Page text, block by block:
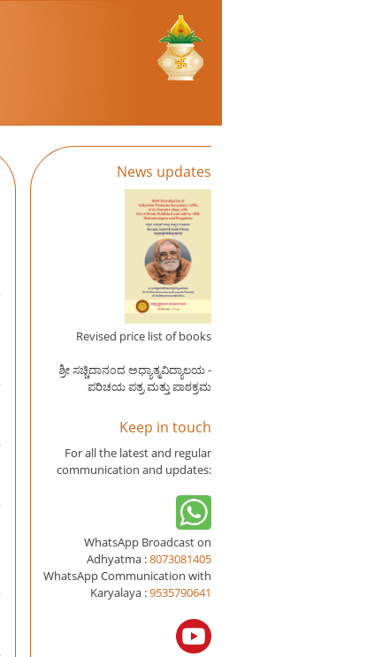
News updates
Revised price list of books
ಶ್ರೀ ಸಚ್ಚಿದಾನಂದ ಅಧ್ಯಾತ್ಮವಿದ್ಯಾಲಯ -
ಪರಿಚಯ ಪತ್ರ ಮತ್ತು ಪಾಠಕ್ರಮ
Keep in touch
For all the latest and regular
communication and updates:
WhatsApp Broadcast on
Adhyatma :8073081405
WhatsApp Communication with
Karyalaya :9535790641